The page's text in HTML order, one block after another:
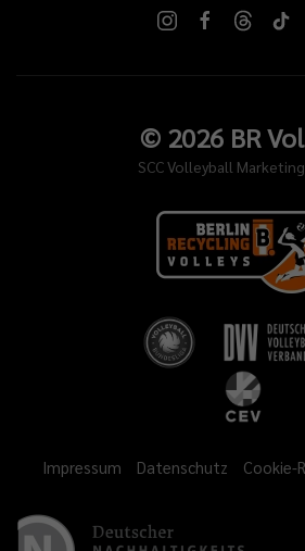
© 2026BR
SCC Volleyball
Impressum Datenschutz Cookie-